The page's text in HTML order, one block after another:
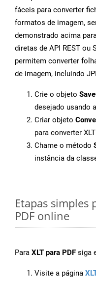
fáceis para converter
formatos de imagem,
demonstrado acima
diretas de API REST ou
permitem converter
de imagem, incluindo
Crie o objeto
desejado usando
Criar objeto
para converter
Chame o método
instância da
Etapas simples
PDF online
Para XLT para PDF siga
Visite a página